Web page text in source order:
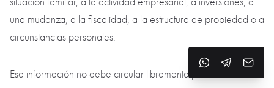
Deja su teléfono en distintas webs, escribe a varias agencias,
envía consultas sobre inmuebles, comparte su presupuesto, sus
plazos y sus motivos de compra. Y toda esa información
empieza a vivir por su cuenta.